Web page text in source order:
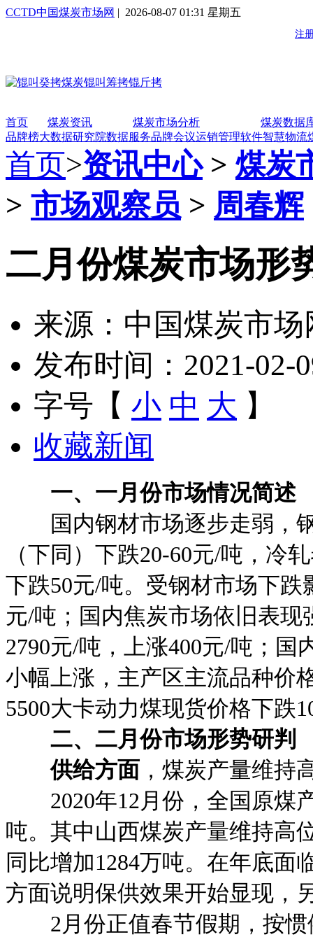
CCTD中国煤炭市场网 | 2026-08-07 01:31 星期五
首页 煤炭资讯 煤炭市场分析
煤炭数据
品牌榜大数据研究院数据服务品牌会议运销管理软件智慧物流
首页>资讯中心> 煤炭
> 市场观察员 > 周春辉
二月份煤炭市场形
来源：中国煤炭市场
发布时间：2021-02-
字号【 小 中 大 】
收藏新闻
一、一月份市场情况简述
国内钢材市场逐步走弱，钢
（下同）下跌20-60元/吨，冷
下跌50元/吨。受钢材市场下
元/吨；国内焦炭市场依旧表
2790元/吨，上涨400元/吨；
小幅上涨，主产区主流品种价
5500大卡动力煤现货价格下跌
二、二月份市场形势研判
供给方面 ，煤炭产量维持
2020年12月份，全国原煤产
吨。其中山西煤炭产量维持高
同比增加1284万吨。在年底
方面说明保供效果开始显现，
2月份正值春节假期，按惯